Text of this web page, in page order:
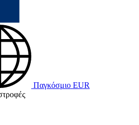
Παγκόσμιο EUR